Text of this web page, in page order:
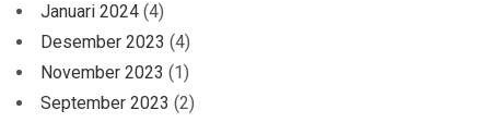
Januari 2024 (4)
Desember 2023 (4)
November 2023 (1)
September 2023 (2)